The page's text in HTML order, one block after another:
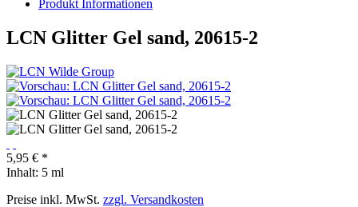
Produkt Informationen
LCN Glitter Gel sand, 20615-2
5,95 € *
Inhalt: 5 ml
Preise inkl. MwSt. zzgl. Versandkosten